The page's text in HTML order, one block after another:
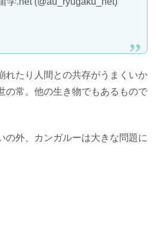
れたり人間との共存がうまくいか
の常。他の生き物でもあるもので
の外、カンガルーは大きな問題に